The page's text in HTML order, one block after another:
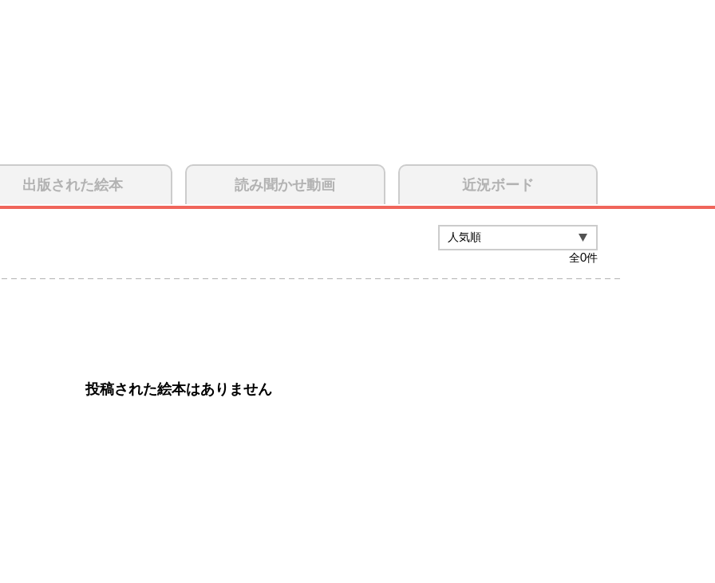
出版された絵本 読み聞かせ動画 近況ボード
全0件
投稿された絵本はありません